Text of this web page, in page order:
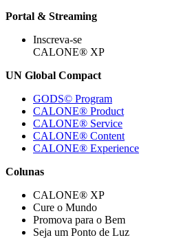
Portal & Streaming
Inscreva-se
CALONE® XP
UN Global Compact
GODS© Program
CALONE® Product
CALONE® Service
CALONE® Content
CALONE® Experience
Colunas
CALONE® XP
Cure o Mundo
Promova para o Bem
Seja um Ponto de Luz